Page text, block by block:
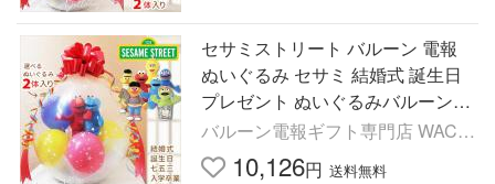
セサミストリート バルーン 電報
ぬいぐるみ セサミ 結婚式 誕生日
プレゼント ぬいぐるみバルーンラ
ッピング：選べるセサミビーンバ
ッグ２体入り＜カラフル＞
バルーン電報ギフト専門店 WAC-
UP 10,126円 送料無料